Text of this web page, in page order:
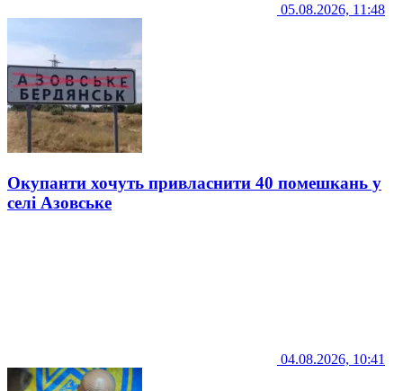
05.08.2026, 11:48
Окупанти хочуть привласнити 40 помешкань у
селі Азовське
04.08.2026, 10:41